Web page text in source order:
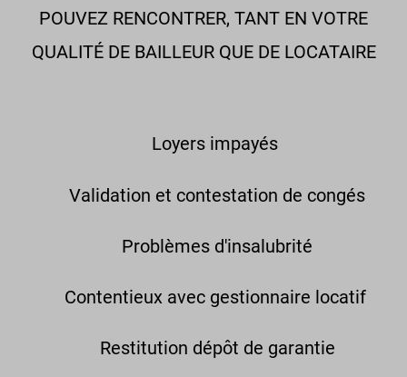
POUVEZ RENCONTRER, TANT EN VOTRE
QUALITÉ DE BAILLEUR QUE DE LOCATAIRE
Loyers impayés
Validation et contestation de congés
Problèmes d'insalubrité
Contentieux avec gestionnaire locatif
Restitution dépôt de garantie